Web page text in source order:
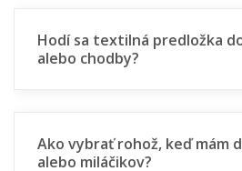
Hodí sa textilná predložka
alebo chodby?
Ako vybrať rohož, keď mám
alebo miláčikov?